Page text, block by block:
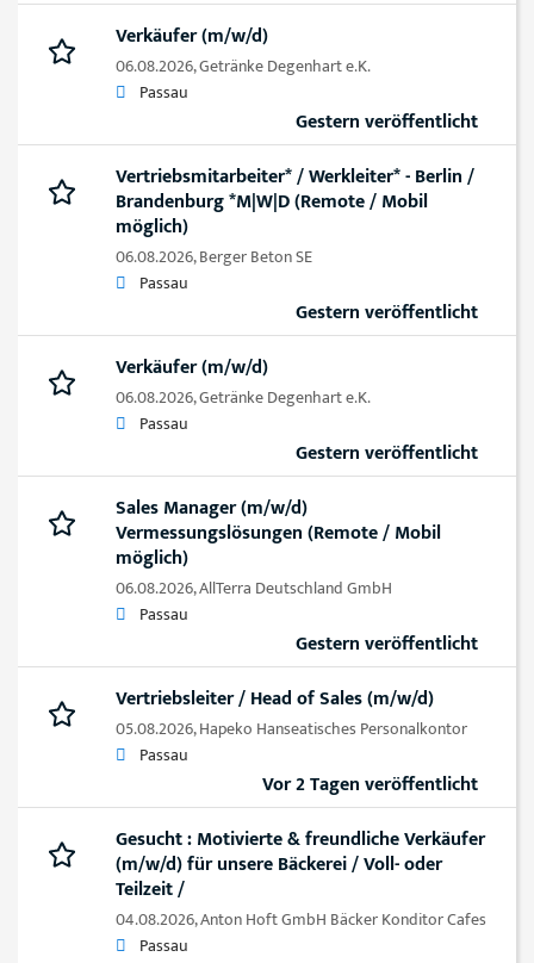
Verkäufer (m/w/d)
06.08.2026,Getränke Degenhart e.K.
Passau
Gestern veröffentlicht
Vertriebsmitarbeiter* / Werkleiter* - Berlin /
Brandenburg *M|W|D (Remote / Mobil
möglich)
06.08.2026,Berger Beton SE
Passau
Gestern veröffentlicht
Verkäufer (m/w/d)
06.08.2026,Getränke Degenhart e.K.
Passau
Gestern veröffentlicht
Sales Manager (m/w/d)
Vermessungslösungen (Remote / Mobil
möglich)
06.08.2026,AllTerra Deutschland GmbH
Passau
Gestern veröffentlicht
Vertriebsleiter / Head of Sales (m/w/d)
05.08.2026,Hapeko Hanseatisches Personalkontor
Passau
Vor 2 Tagen veröffentlicht
Gesucht : Motivierte & freundliche Verkäufer
(m/w/d) für unsere Bäckerei / Voll- oder
Teilzeit /
04.08.2026,Anton Hoft GmbH Bäcker Konditor Cafes
Passau